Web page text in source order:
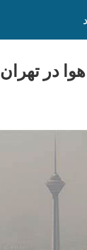
در تهران